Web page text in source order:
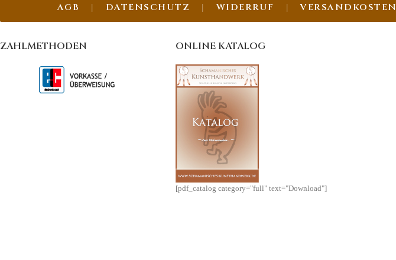
AGB DATENSCHUTZ WIDERRUF VERSANDKOSTEN
ZAHLMETHODEN ONLINE KATALOG
[pdf_catalog category="full" text="Download"]